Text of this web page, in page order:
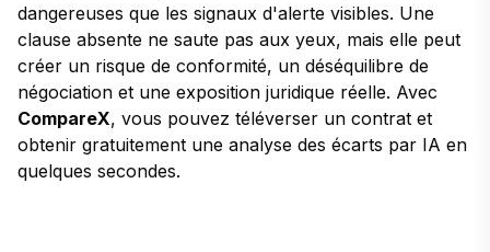
dangereuses que les signaux d'alerte visibles. Une
clause absente ne saute pas aux yeux, mais elle peut
créer un risque de conformité, un déséquilibre de
négociation et une exposition juridique réelle. Avec
CompareX, vous pouvez téléverser un contrat et
obtenir gratuitement une analyse des écarts par IA en
quelques secondes.